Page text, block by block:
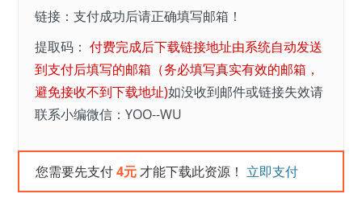
链接：支付成功后请正确填写邮箱！
提取码： 付费完成后下载链接地址由系统自动发送
到支付后填写的邮箱（务必填写真实有效的邮箱，
避免接收不到下载地址)如没收到邮件或链接失效请
联系小编微信：YOO--WU
您需要先支付4元才能下载此资源！ 立即支付